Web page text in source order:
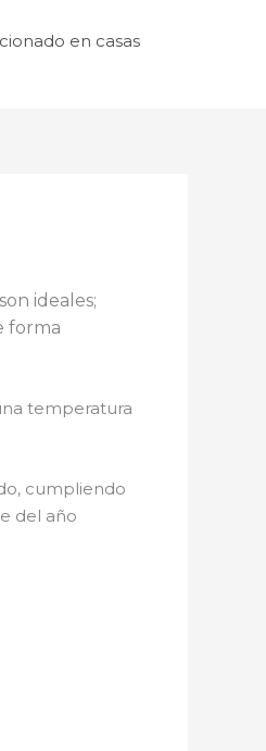
en casas
ideales;
forma
temperatura
cumpliendo
del año